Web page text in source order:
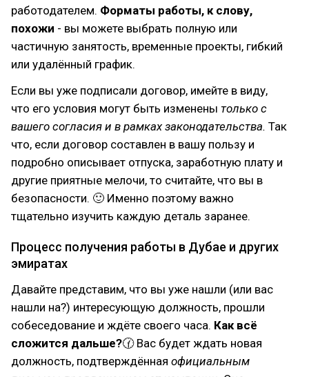
работодателем. Форматы работы, к слову,
похожи - вы можете выбрать полную или
частичную занятость, временные проекты, гибкий
или удалённый график.
Если вы уже подписали договор, имейте в виду,
что его условия могут быть изменены только с
вашего согласия и в рамках законодательства. Так
что, если договор составлен в вашу пользу и
подробно описывает отпуска, заработную плату и
другие приятные мелочи, то считайте, что вы в
безопасности. 🙂 Именно поэтому важно
тщательно изучить каждую деталь заранее.
Процесс получения работы в Дубае и других
эмиратах
Давайте представим, что вы уже нашли (или вас
нашли на?) интересующую должность, прошли
собеседование и ждёте своего часа. Как всё
сложится дальше?🕜 Вас будет ждать новая
должность, подтверждённая официальным